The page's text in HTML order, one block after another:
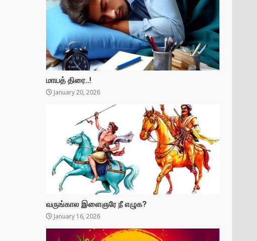
மாயத் திரை..!
January 20, 2026
வருங்கால இளைஞரே நீ எழுக?
January 16, 2026